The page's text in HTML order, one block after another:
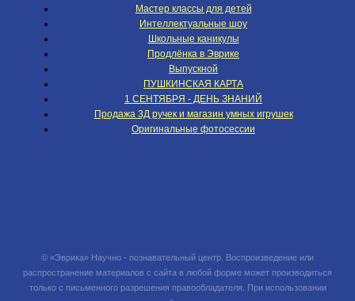
Мастер классы для детей
Интеллектуальные шоу
Школьные каникулы
Продлёнка в Эврике
Выпускной
ПУШКИНСКАЯ КАРТА
1 СЕНТЯБРЯ - ДЕНЬ ЗНАНИЙ
Продажа 3Д ручек и магазин умных игрушек
Оригинальные фотосессии
© «Эврика» Научно - познавательный центр. Воспроизведение или
распространение материалов с сайта в любой форме может производиться
только с письменного разрешения правообладателя. При использовании